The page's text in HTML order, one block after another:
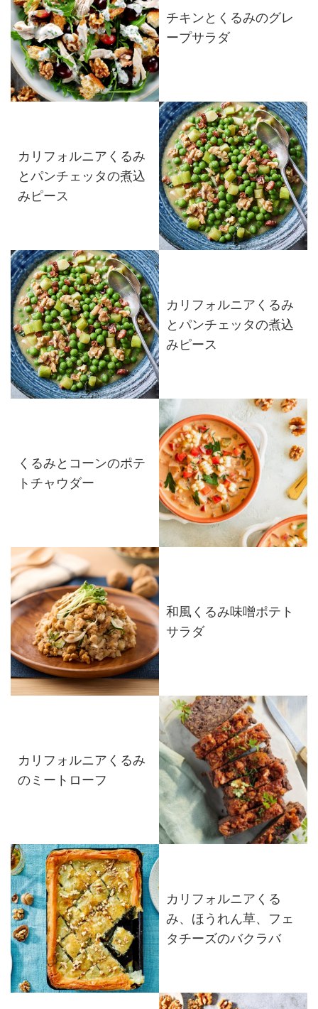
チキンとくるみのグレ
ープサラダ
カリフォルニアくるみ
とパンチェッタの煮込
みピース
カリフォルニアくるみ
とパンチェッタの煮込
みピース
くるみとコーンのポテ
トチャウダー
和風くるみ味噌ポテト
サラダ
カリフォルニアくるみ
のミートローフ
カリフォルニアくる
み、ほうれん草、フェ
タチーズのバクラバ